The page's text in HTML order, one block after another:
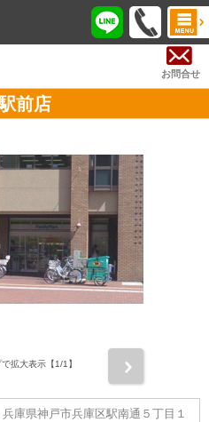
お問合せ
前店
拡大表示【1/1】
兵庫県神戸市兵庫区駅南通５丁目１